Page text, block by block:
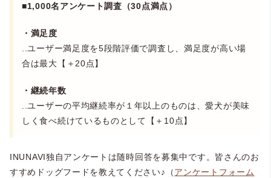
■1,000名アンケート調査（30点満点）
・満足度
..ユーザー満足度を5段階評価で調査し、満足度が高い場
合は最大【＋20点】
・継続年数
..ユーザーの平均継続率が１年以上のものは、愛犬が美味
しく食べ続けているものとして【＋10点】
INUNAVI独自アンケートは随時回答を募集中です。皆さんのお
すすめドッグフードを教えてください♪（アンケートフォーム